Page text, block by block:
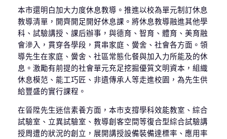
本市還明白加大力度休息教導。推進以校為單元制訂休息
教導清單，開齊開足開好休息課。將休息教導融進其他學
科、試驗講授、課后辦事，與德育、智育、體育、美育融
會滲入，貫穿各學段，貫串家庭、黌舍、社會各方面。領
導先生在家庭、黌舍、社區常態化餐與加入力所能及的休
息。激勵有前提的社會單元充足挖掘優質文明資本，組織
休息模范、能工巧匠、非遺傳承人等走進校園，為先生供
給豐盛的實行課程。
在晉陞先生迷信素養方面，本市支撐學科效能教室、綜合
試驗室、立異試驗室、教導創客空間等復合型綜合試驗講
授周遭的狀況的創立，展開講授設備裝備達標率、應用率